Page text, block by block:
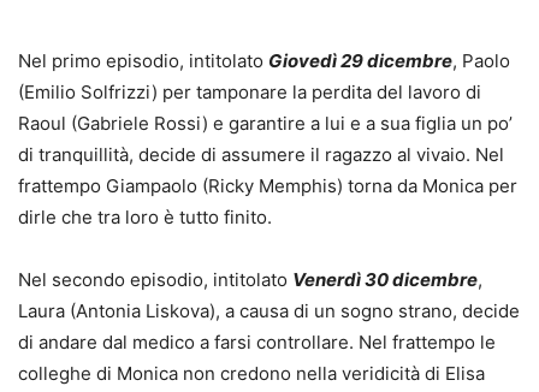
Nel primo episodio, intitolato Giovedì 29 dicembre, Paolo
(Emilio Solfrizzi) per tamponare la perdita del lavoro di
Raoul (Gabriele Rossi) e garantire a lui e a sua figlia un po’
di tranquillità, decide di assumere il ragazzo al vivaio. Nel
frattempo Giampaolo (Ricky Memphis) torna da Monica per
dirle che tra loro è tutto finito.
Nel secondo episodio, intitolato Venerdì 30 dicembre,
Laura (Antonia Liskova), a causa di un sogno strano, decide
di andare dal medico a farsi controllare. Nel frattempo le
colleghe di Monica non credono nella veridicità di Elisa